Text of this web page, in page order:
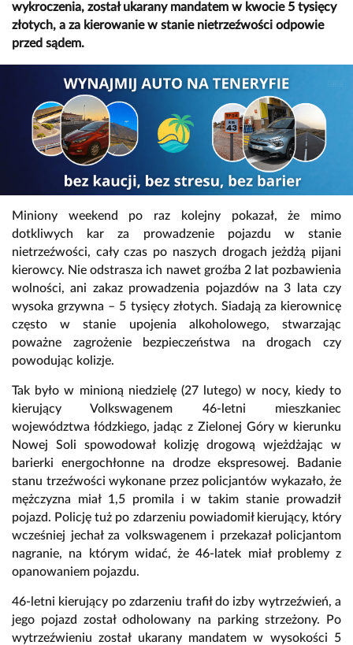
wykroczenia, został ukarany mandatem w kwocie 5 tysięcy
złotych, a za kierowanie w stanie nietrzeźwości odpowie
przed sądem.
Miniony weekend po raz kolejny pokazał, że mimo
dotkliwych kar za prowadzenie pojazdu w stanie
nietrzeźwości, cały czas po naszych drogach jeżdżą pijani
kierowcy. Nie odstrasza ich nawet groźba 2 lat pozbawienia
wolności, ani zakaz prowadzenia pojazdów na 3 lata czy
wysoka grzywna – 5 tysięcy złotych. Siadają za kierownicę
często w stanie upojenia alkoholowego, stwarzając
poważne zagrożenie bezpieczeństwa na drogach czy
powodując kolizje.
Tak było w minioną niedzielę (27 lutego) w nocy, kiedy to
kierujący Volkswagenem 46-letni mieszkaniec
województwa łódzkiego, jadąc z Zielonej Góry w kierunku
Nowej Soli spowodował kolizję drogową wjeżdżając w
barierki energochłonne na drodze ekspresowej. Badanie
stanu trzeźwości wykonane przez policjantów wykazało, że
mężczyzna miał 1,5 promila i w takim stanie prowadził
pojazd. Policję tuż po zdarzeniu powiadomił kierujący, który
wcześniej jechał za volkswagenem i przekazał policjantom
nagranie, na którym widać, że 46-latek miał problemy z
opanowaniem pojazdu.
46-letni kierujący po zdarzeniu trafił do izby wytrzeźwień, a
jego pojazd został odholowany na parking strzeżony. Po
wytrzeźwieniu został ukarany mandatem w wysokości 5